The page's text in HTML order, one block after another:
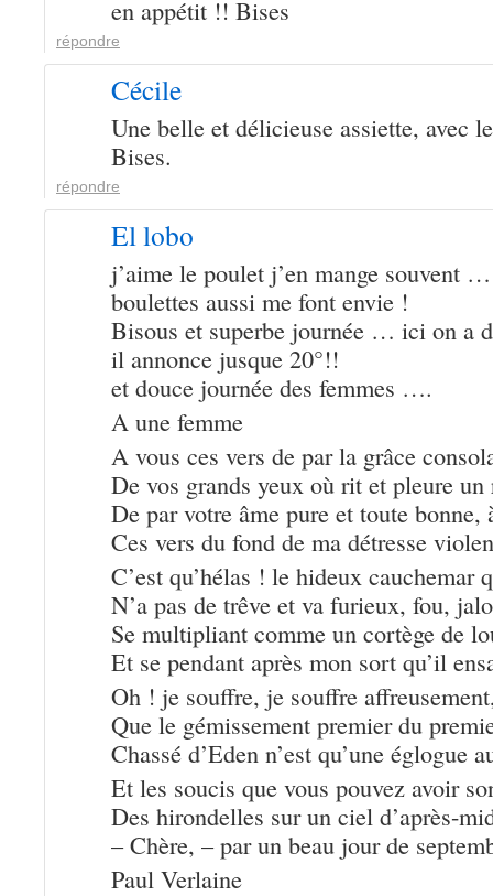
en appétit !! Bises
répondre
Cécile
Une belle et délicieuse assiette, avec
Bises.
répondre
El lobo
j’aime le poulet j’en mange souvent
boulettes aussi me font envie !
Bisous et superbe journée … ici on a
il annonce jusque 20°!!
et douce journée des femmes ….
A une femme
A vous ces vers de par la grâce
De vos grands yeux où rit et pleure un
De par votre âme pure et toute bonne,
Ces vers du fond de ma détresse
C’est qu’hélas ! le hideux cauchemar
N’a pas de trêve et va furieux, fou,
Se multipliant comme un cortège de
Et se pendant après mon sort qu’il
Oh ! je souffre, je souffre
Que le gémissement premier du
Chassé d’Eden n’est qu’une églogue
Et les soucis que vous pouvez avoir
Des hirondelles sur un ciel d’après-
– Chère, – par un beau jour de
Paul Verlaine